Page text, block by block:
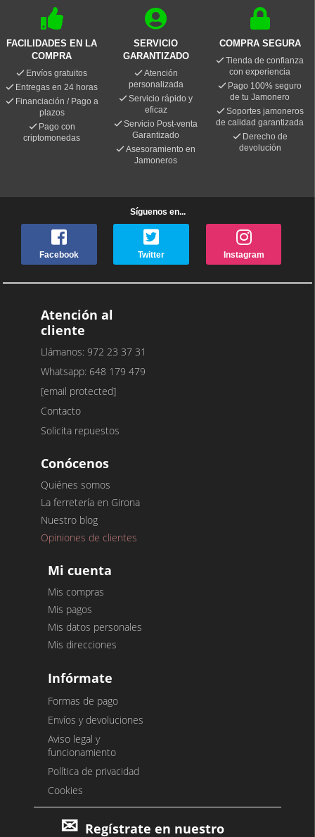
FACILIDADES EN LA
COMPRA
Envíos gratuitos
Entregas en 24 horas
Financiación / Pago a
plazos
Pago con
criptomonedas
SERVICIO
GARANTIZADO
Atención
personalizada
Servicio rápido y
eficaz
Servicio Post-venta
Garantizado
Asesoramiento en
Jamoneros
COMPRA SEGURA
Tienda de confianza
con experiencia
Pago 100% seguro
de tu Jamonero
Soportes jamoneros
de calidad garantizada
Derecho de
devolución
Síguenos en...
Facebook Twitter Instagram
Atención al
cliente
Llámanos: 972 23 37 31
Whatsapp: 648 179 479
[email protected]
Contacto
Solicita repuestos
Conócenos
Quiénes somos
La ferretería en Girona
Nuestro blog
Opiniones de clientes
Mi cuenta
Mis compras
Mis pagos
Mis datos personales
Mis direcciones
Infórmate
Formas de pago
Envíos y devoluciones
Aviso legal y
funcionamiento
Política de privacidad
Cookies
Regístrate en nuestro